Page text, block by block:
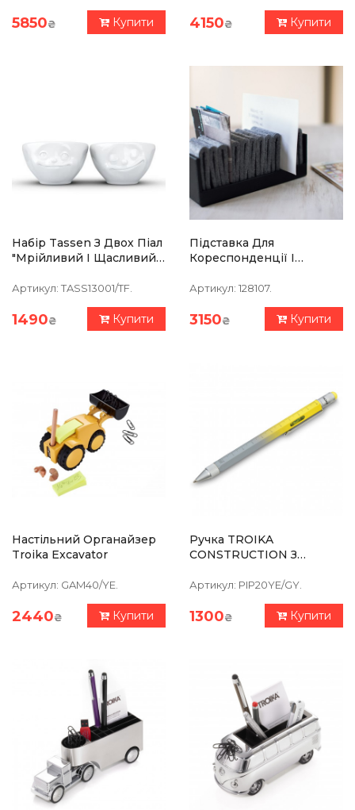
5850₴ Купити 4150₴ Купити
Набір Tassen З Двох Піал
"Мрійливий І Щасливий"
Артикул: TASS13001/TF.
1490₴ Купити
Підставка Для
Кореспонденції І
Артикул: 128107.
3150₴ Купити
Настільний Органайзер
Troika Excavator
Артикул: GAM40/YE.
2440₴ Купити
Ручка TROIKA
CONSTRUCTION З
Плоскою/
Викруткою Та Рівнем,
Артикул: PIP20YE/GY.
1300₴ Купити